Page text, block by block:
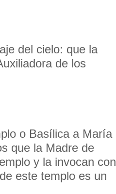
del cielo: que la
de los
o Basílica a María
que la Madre de
y la invocan con
este templo es un